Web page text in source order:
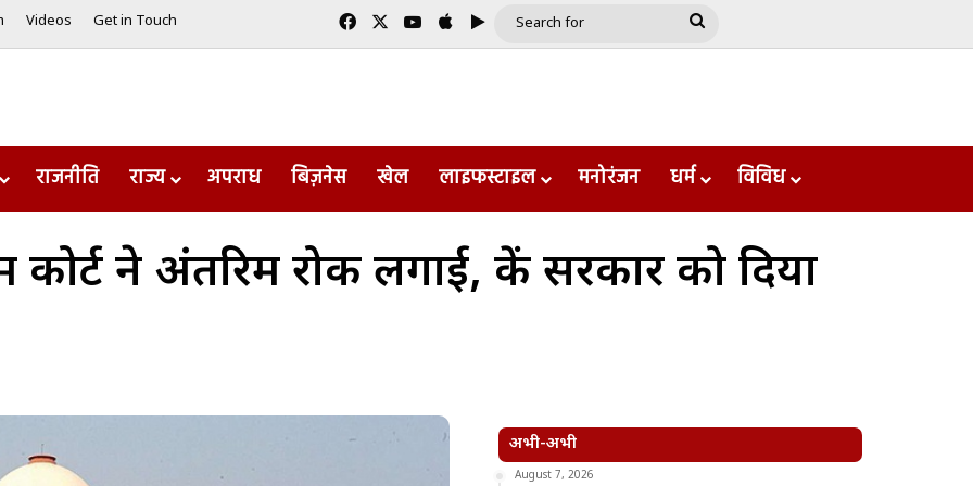
Videos Get in Touch FacebookYouTube
AppleGoogle Play
Search
राजनीति राज्य अपराध बिज़नेस खेल लाइफस्टाइल मनोरंजन धर्म विविध
कोर्ट ने अंतरिम रोक लगाई, केंद्र सरकार को दिया
अभी-अभी
August 7, 2026